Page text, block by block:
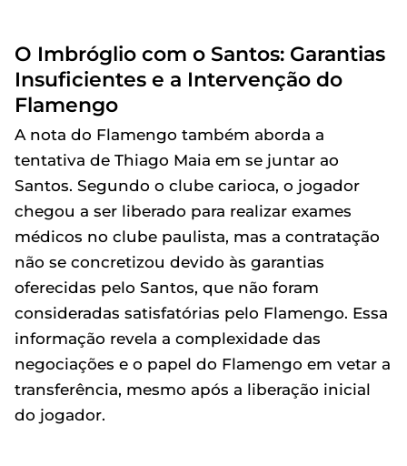
O Imbróglio com o Santos: Garantias
Insuficientes e a Intervenção do
Flamengo
A nota do Flamengo também aborda a
tentativa de Thiago Maia em se juntar ao
Santos. Segundo o clube carioca, o jogador
chegou a ser liberado para realizar exames
médicos no clube paulista, mas a contratação
não se concretizou devido às garantias
oferecidas pelo Santos, que não foram
consideradas satisfatórias pelo Flamengo. Essa
informação revela a complexidade das
negociações e o papel do Flamengo em vetar a
transferência, mesmo após a liberação inicial
do jogador.